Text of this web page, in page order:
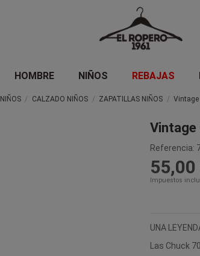
HOMBRE NIÑOS REBAJAS
NIÑOS CALZADO NIÑOS ZAPATILLAS NIÑOS Vintage
Vintage
Referencia:
55,00
Impuestos
UNA
Las Chuck